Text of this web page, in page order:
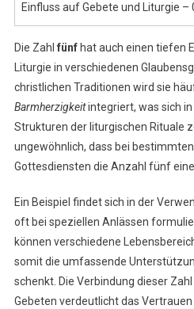
Einfluss auf Gebete und Liturgie –
Die Zahl fünfhat auch einen tiefen
Liturgie in verschiedenen
christlichen Traditionen wird sie
Barmherzigkeitintegriert, was sich
Strukturen der liturgischen Rituale
ungewöhnlich, dass bei
Gottesdiensten die Anzahl fünf eine
Ein Beispiel findet sich in der
oft bei speziellen Anlässen
können verschiedene
somit die umfassende
schenkt. Die Verbindung dieser
Gebeten verdeutlicht das Vertrauen